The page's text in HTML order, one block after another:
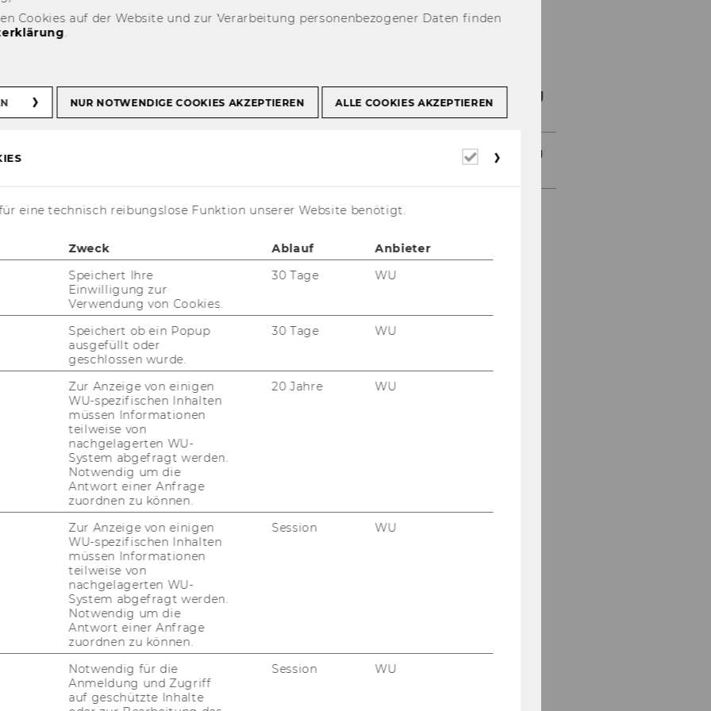
Counselling Details SoSe 2026
mit Christine
| 14:00 - 15:30
mit Chris­ti­ne
Peer­group dient als Res­sour­ce im in­di­
Lern­pro­zess. In einem si­che­ren
wird ein Aus­tausch über die ei­ge­
Lern­stra­te­gien mög­lich.
dir be­wusst, was bei dir und an­de­ren
funk­tio­niert, dar­auf kannst du bauen.
du mög­li­che Stol­per­stei­ne er­ken­
Durch neue Per­spek­ti­ven kann mehr
Lern­set­tings und -​
mit Studienkolleg*innen
Student Counselling
News Student Counselling
Details SoSe 2026
Cookies auf der Website und zur Verarbeitung personenbezogener Daten finden
.
NUR NOTWENDIGE COOKIES AKZEPTIEREN ALLE COOKIES AKZEPTIEREN
Erforderliche
eine technisch reibungslose Funktion unserer Website benötigt.
Zweck Ablauf
Anbieter
Speichert Ihre
Einwilligung zur
Verwendung von Cookies.
30 Tage WU
Speichert ob ein Popup
ausgefüllt oder
geschlossen wurde.
30 Tage WU
Zur Anzeige von einigen
WU-spezifischen Inhalten
müssen Informationen
teilweise von
nachgelagerten WU-
System abgefragt werden.
Notwendig um die
Antwort einer Anfrage
zuordnen zu können.
20 Jahre WU
Zur Anzeige von einigen
WU-spezifischen Inhalten
müssen Informationen
teilweise von
nachgelagerten WU-
System abgefragt werden.
Notwendig um die
Antwort einer Anfrage
zuordnen zu können.
Session WU
Notwendig für die
Anmeldung und Zugriff
auf geschützte Inhalte
Session WU